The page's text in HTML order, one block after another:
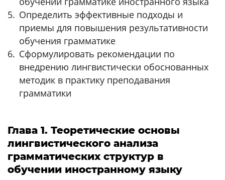
Определить эффективные подходы и
приемы для повышения результативности
обучения грамматике
Сформулировать рекомендации по
внедрению лингвистически обоснованных
методик в практику преподавания
грамматики
Глава 1. Теоретические основы
лингвистического анализа
грамматических структур в
обучении иностранному языку